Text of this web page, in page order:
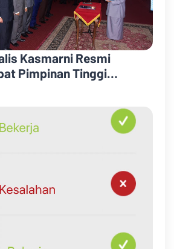
Kasmarni Resmi
Pimpinan Tinggi